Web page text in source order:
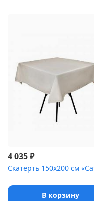
4 035₽
В корзину